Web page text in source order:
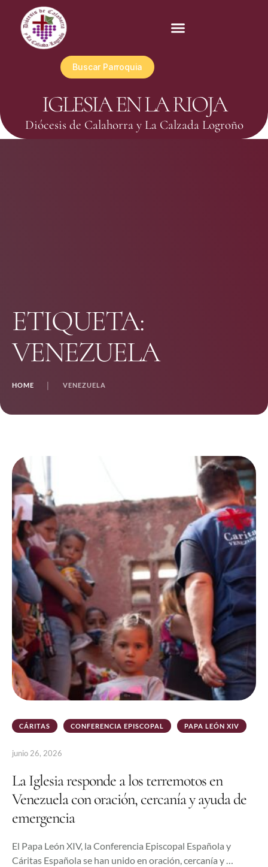
Buscar Parroquia
IGLESIA EN LA RIOJA
Diócesis de Calahorra y La Calzada Logroño
ETIQUETA:
VENEZUELA
HOME VENEZUELA
CÁRITAS CONFERENCIA EPISCOPAL PAPA LEÓN XIV
junio 26, 2026
La Iglesia responde a los terremotos en
Venezuela con oración, cercanía y ayuda de
emergencia
El Papa León XIV, la Conferencia Episcopal Española y
Cáritas Española se han unido en oración, cercanía y …